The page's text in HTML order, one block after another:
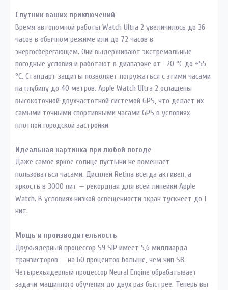
Спутник ваших приключений
Время автономной работы Watch Ultra 2 увеличилось до 36
часов в обычном режиме или до 72 часов в
энергосберегающем. Они выдерживают экстремальные
погодные условия и работают в диапазоне от -20 °С до +55
°С. Стандарт защиты позволяет погружаться с этими часами
на глубину до 40 метров. Apple Watch Ultra 2 оснащены
высокоточной двухчастотной системой GPS, что делает их
самыми точными спортивными часами GPS в условиях
плотной городской застройки
Идеальная картинка при любой погоде
Даже самое яркое солнце пустыни не помешает
пользоваться часами. Дисплей Retina всегда активен, а
яркость в 3000 нит — рекордная для всей линейки Apple
Watch. В условиях низкой освещенности экран тускнеет до 1
нит.
Мощь и производительность
Двухъядерный процессор S9 SiP имеет 5,6 миллиарда
транзисторов — на 60 процентов больше, чем чип S8.
Четырехъядерный процессор Neural Engine обрабатывает
задачи машинного обучения до двух раз быстрее. Теперь вы